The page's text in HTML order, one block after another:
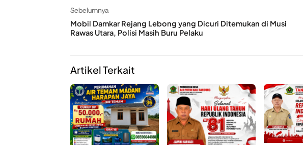
Sebelumnya
Mobil Damkar Rejang Lebong yang Dicuri Ditemukan di Musi
Rawas Utara, Polisi Masih Buru Pelaku
Artikel Terkait